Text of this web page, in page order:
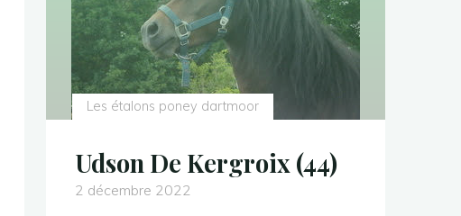
Les étalons poney dartmoor
Udson De Kergroix (44)
2 décembre 2022